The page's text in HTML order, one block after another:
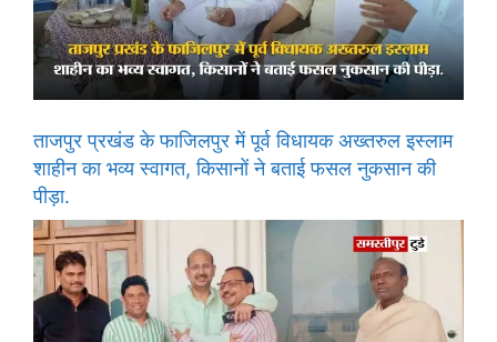
ताजपुर प्रखंड के फाजिलपुर में पूर्व विधायक अख्तरुल इस्लाम
शाहीन का भव्य स्वागत, किसानों ने बताई फसल नुकसान की
पीड़ा.